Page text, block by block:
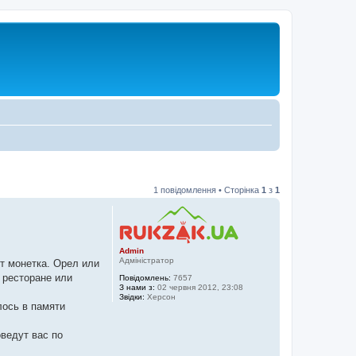
1 повідомлення • Сторінка 1 з 1
Admin
Адміністратор
Повідомлень: 7657
З нами з: 02 червня 2012, 23:08
Звідки: Херсон
монетка. Орел или
или
в памяти
вас по